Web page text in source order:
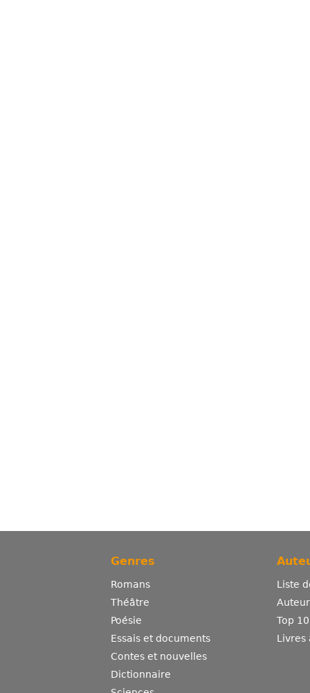
Genres
Romans
Théâtre
Poésie
Essais et documents
Contes et nouvelles
Dictionnaire
Liste
Top
Livres